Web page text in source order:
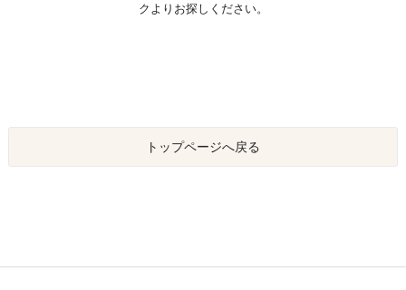
クよりお探しください。
トップページへ戻る